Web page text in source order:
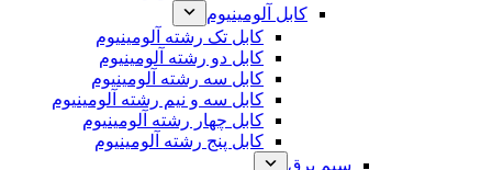
کابل آلومینیوم
کابل تک رشته آلومینیوم
کابل دو رشته آلومینیوم
کابل سه رشته آلومینیوم
کابل سه و نیم رشته آلومینیوم
کابل چهار رشته آلومینیوم
کابل پنج رشته آلومینیوم
سیم برق